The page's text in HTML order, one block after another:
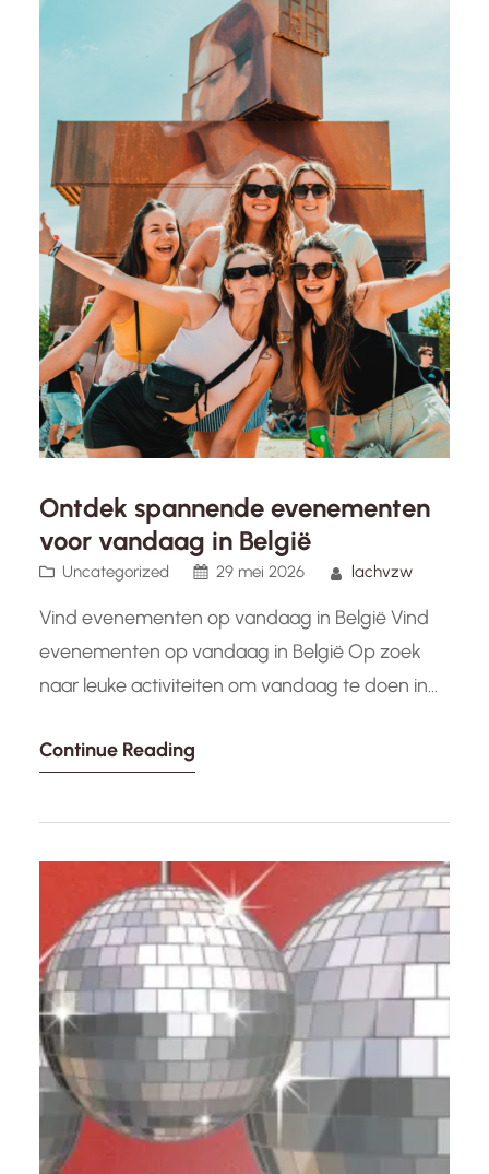
cultuur te bestuderen en te waarderen,…
Ontdek spannende evenementen
voor vandaag in België
Uncategorized 29 mei 2026 lachvzw
Vind evenementen op vandaag in België Vind
evenementen op vandaag in België Op zoek
naar leuke activiteiten om vandaag te doen in
houdt van cultuur, sport, muziek of gewoon
dag gevuld te maken met interessante
Continue Reading